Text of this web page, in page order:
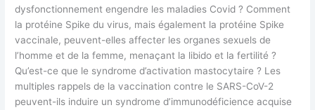
dysfonctionnement engendre les maladies Covid ? Comment
la protéine Spike du virus, mais également la protéine Spike
vaccinale, peuvent-elles affecter les organes sexuels de
l’homme et de la femme, menaçant la libido et la fertilité ?
Qu’est-ce que le syndrome d’activation mastocytaire ? Les
multiples rappels de la vaccination contre le SARS-CoV-2
peuvent-ils induire un syndrome d’immunodéficience acquise